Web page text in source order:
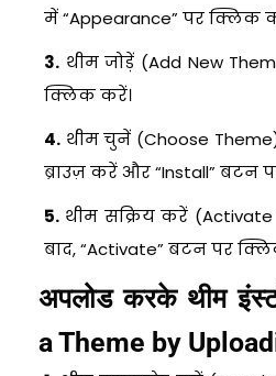
में “Appearance” पर क्लिक
3. थीम जोड़ें (Add New
क्लिक करें।
4. थीम चुनें (Choose
ब्राउज़ करें और “Install” बटन
5. थीम सक्रिय करें
बाद, “Activate” बटन पर
अपलोड करके थीम
a Theme by